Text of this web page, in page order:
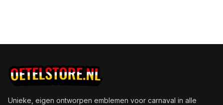
Unieke, eigen ontworpen emblemen voor carnaval in alle